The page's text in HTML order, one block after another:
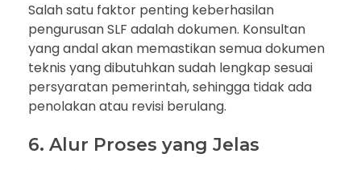
Salah satu faktor penting keberhasilan
pengurusan SLF adalah dokumen. Konsultan
yang andal akan memastikan semua dokumen
teknis yang dibutuhkan sudah lengkap sesuai
persyaratan pemerintah, sehingga tidak ada
penolakan atau revisi berulang.
6. Alur Proses yang Jelas